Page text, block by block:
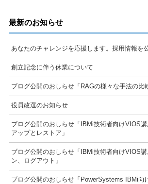
最新のお知らせ
あなたのチャレンジを応援します。採用情報を
創立記念に伴う休業について
ブログ公開のおしらせ「RAGの様々な手法の比
役員改選のお知らせ
ブログ公開のおしらせ「IBMi技術者向けVIOS
アップとレストア」
ブログ公開のおしらせ「IBMi技術者向けVIOS
ン、ログアウト」
ブログ公開のおしらせ「PowerSystems IBMi向